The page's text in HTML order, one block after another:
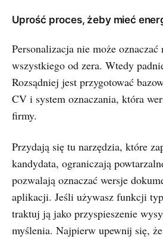
Uprość proces, żeby mieć
Personalizacja nie może
wszystkiego od zera. Wtedy
Rozsądniej jest przygotować
CV i system oznaczania, która
firmy.
Przydają się tu narzędzia, które
kandydata, ograniczają
pozwalają oznaczać wersje
aplikacji. Jeśli używasz funkcji
traktuj ją jako przyspieszenie
myślenia. Najpierw upewnij się,